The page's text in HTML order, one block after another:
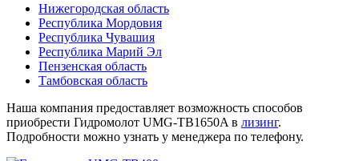
Нижегородская область
Республика Мордовия
Республика Чувашия
Республика Марий Эл
Пензенская область
Тамбовская область
Наша компания предоставляет возможность способов
приобрести Гидромолот UMG-TB1650A в лизинг.
Подробности можно узнать у менеджера по телефону.